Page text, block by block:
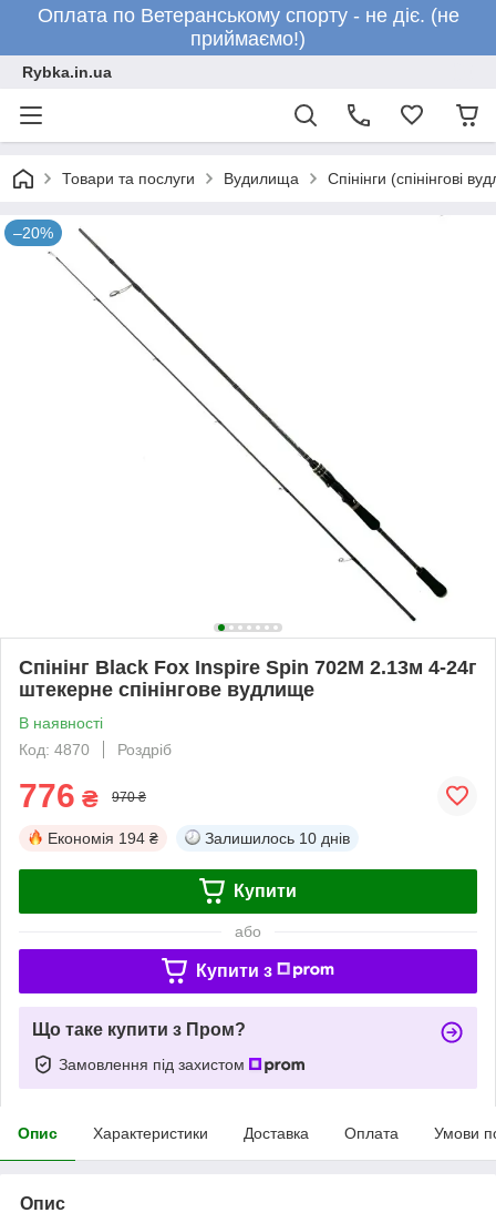
Оплата по Ветеранському спорту - не діє. (не
приймаємо!)
Rybka.in.ua
Товари та послуги Вудилища Спінінги (спінінгові
–20%
Спінінг Black Fox Inspire Spin 702M 2.13м 4-24г
штекерне спінінгове вудлище
В наявності
Код: 4870
Роздріб
776 ₴ 970 ₴
Економія 194 ₴ Залишилось 10 днів
Купити
або
Купити з
Що таке купити з Пром?
Замовлення під захистом
Опис Характеристики Доставка Оплата Умови
Опис